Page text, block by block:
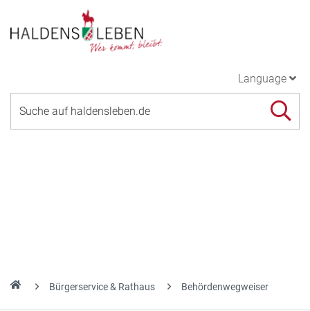
Language
Bürgerservice & Rathaus Behördenwegweiser